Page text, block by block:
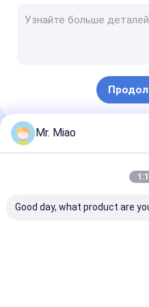
катушки ребристой
Теплообменный
Наши Категории
Mr. Miao
Good day, what product are